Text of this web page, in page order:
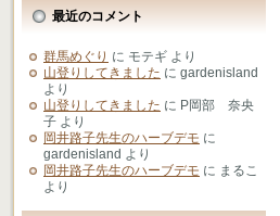
最近のコメント
群馬めぐり に モテギ より
山登りしてきました に gardenisland
より
山登りしてきました に P岡部 奈央
子 より
岡井路子先生のハーブデモ に
gardenisland より
岡井路子先生のハーブデモ に まるこ
より